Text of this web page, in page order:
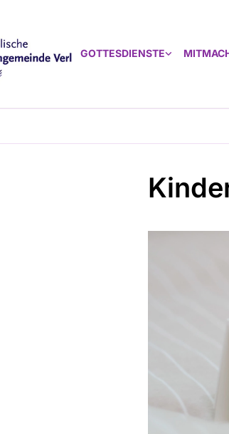
GOTTESDIENSTE